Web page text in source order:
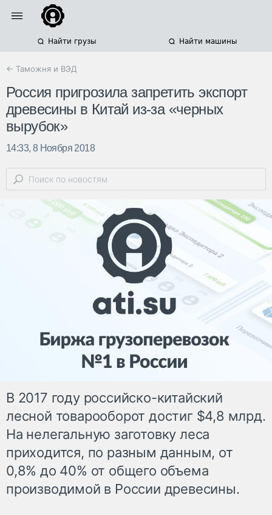
Найти грузы Найти машины
← Таможня и ВЭД
Россия пригрозила запретить экспорт
древесины в Китай из-за «черных
вырубок»
14:33, 8 Ноября 2018
В 2017 году российско-китайский
лесной товарооборот достиг $4,8 млрд.
На нелегальную заготовку леса
приходится, по разным данным, от
0,8% до 40% от общего объема
производимой в России древесины.